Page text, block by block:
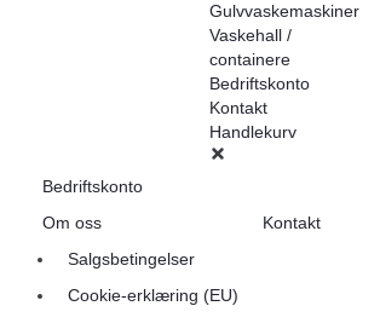
Gulvvaskemaskiner
Vaskehall /
containere
Bedriftskonto
Kontakt
Handlekurv
Bedriftskonto
Om oss
Salgsbetingelser
Cookie-erklæring (EU)
Kontakt